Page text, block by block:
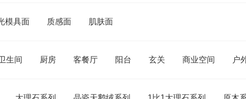
模具面 质感面 肌肤面
生间 厨房 客餐厅 阳台 玄关 商业空间 户